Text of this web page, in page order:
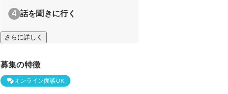
話を聞きに行く
さらに詳しく
募集の特徴
オンライン面談OK